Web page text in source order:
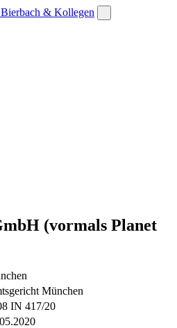
(vormals Planet
München
IN 417/20